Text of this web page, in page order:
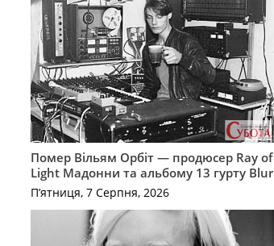
Помер Вільям Орбіт — продюсер Ray of
Light Мадонни та альбому 13 гурту Blur
П’ятниця, 7 Серпня, 2026